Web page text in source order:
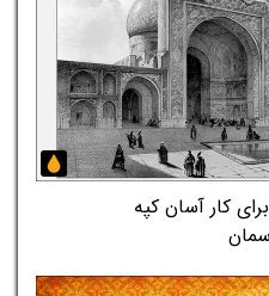
کار آسان کپه